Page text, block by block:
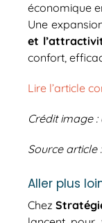
économique
Une
et
confort,
Lire l’article
Crédit image
Source
Aller plus
Chez